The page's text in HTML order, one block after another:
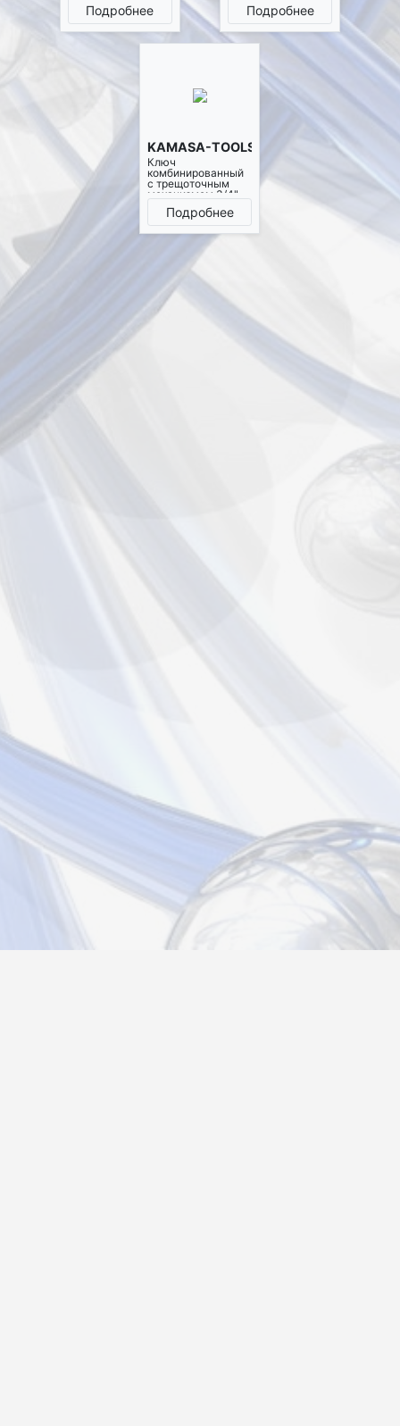
Подробнее Подробнее
KAMASA-TOOLS K2578
Ключ
комбинированный
с трещоточным
механизмом 3/4"
Подробнее